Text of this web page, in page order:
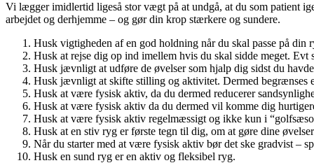
Vi lægger imidlertid ligeså stor vægt på at undgå, at du som patient
arbejdet og derhjemme – og gør din krop stærkere og sundere.
Husk vigtigheden af en god holdning når du skal passe på din
Husk at rejse dig op ind imellem hvis du skal sidde meget. Evt
Husk jævnligt at udføre de øvelser som hjalp dig sidst du
Husk jævnligt at skifte stilling og aktivitet. Dermed begrænses
Husk at være fysisk aktiv, da du dermed reducerer
Husk at være fysisk aktiv da du dermed vil komme dig
Husk at være fysisk aktiv regelmæssigt og ikke kun i
Husk at en stiv ryg er første tegn til dig, om at gøre dine
Når du starter med at være fysisk aktiv bør det ske gradvist –
Husk en sund ryg er en aktiv og fleksibel ryg.